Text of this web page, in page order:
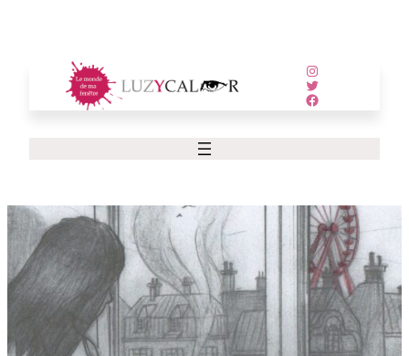
Instagram
Twitter
Facebook